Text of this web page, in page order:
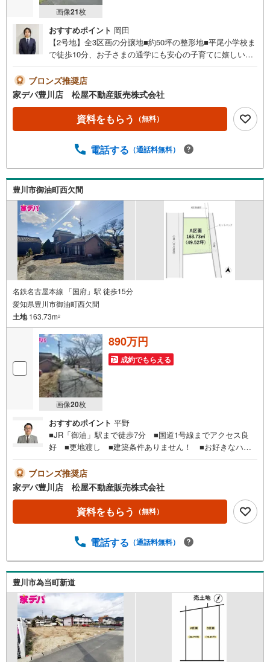
画像21枚
おすすめポイント 岡田
【2号地】全3区画の分譲地■約50坪の整形地■平尾小学校ま
で徒歩10分、お子さまの通学にも安心の子育てに嬉しい立
の通勤・通学にも便利な住環境です●家デパ 松屋不動産販
売 のつよみ●・豊橋市・豊川市・知立市・浜松市の4店舗営
業中！三河エリア・遠州エリアの物件ならおまかせくださ
い。新築戸建、中古戸建、中古マンション、土地をお客様
のご希望に合わせてご提案いたします！・中古物件のリフ
くの方々がリフォームを行っています。新築購入より低コ
場ください。・営業時間 午前9時00分～午後6時30分 （定
休日:水曜日）この時間帯はお電話でのお問い合わせがスム
ーズにご案内できます。右下の電話ボタンをタッチ！もし
くはお気軽にお電話ください。
ブロンズ推奨店
家デパ豊川店 松屋不動産販売株式会社
資料をもらう （無料）
電話する （通話料無料）
豊川市御油町西欠間
名鉄名古屋本線 「国府」駅 徒歩15分
愛知県豊川市御油町西欠間
土地163.73m2
画像20枚
890万円
成約でもらえる
おすすめポイント 平野
■JR「御油」駅まで徒歩7分 ■国道1号線までアクセス良
好 ■更地渡し ■建築条件ありません！ ■お好きなハウ
環境良好●家デパ 松屋不動産販売 のつよみ●・豊橋市・豊
川市・知立市・浜松市の4店舗営業中！三河エリア・遠州エ
リアの物件ならおまかせください。新築戸建、中古戸建、
中古マンション、土地をお客様のご希望に合わせてご提案
いたします！・中古物件のリフォーム実績多数！中古物件
っています。新築購入より低コストで、新築同様の快適な
前9時00分～午後6時30分 （定休日:水曜日）この時間帯は
お電話でのお問い合わせがスムーズにご案内できます。右
下の電話ボタンをタッチ！もしくはお気軽にお電話くださ
い。
ブロンズ推奨店
家デパ豊川店 松屋不動産販売株式会社
資料をもらう （無料）
電話する （通話料無料）
豊川市為当町新道